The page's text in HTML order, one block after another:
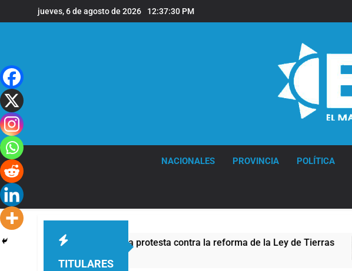
al
jueves, 6 de agosto de 2026 12:37:31 PM
NACIONALES PROVINCIA POLÍTICA
TITULARES
de seguridad por la protesta contra la reforma de la Ley de Tierras